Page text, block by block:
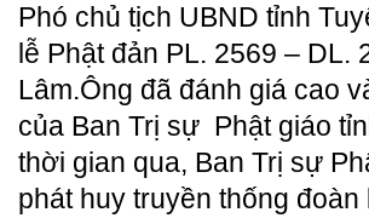
Phó chủ tịch UBND tỉnh
lễ Phật đản PL. 2569 – DL.
Lâm.Ông đã đánh giá cao
của Ban Trị sự Phật giáo
thời gian qua, Ban Trị sự
phát huy truyền thống